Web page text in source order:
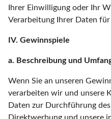
Ihrer Einwilligung oder Ihr
Verarbeitung Ihrer Daten
IV. Gewinnspiele
a. Beschreibung und
Wenn Sie an unseren
verarbeiten wir und unsere
Daten zur Durchführung
Direktwerbung und unsere